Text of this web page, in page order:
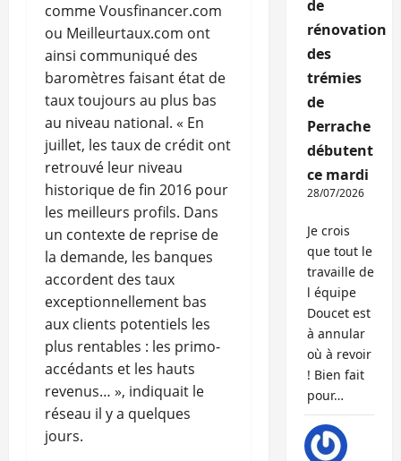
comme Vousfinancer.com
ou Meilleurtaux.com ont
ainsi communiqué des
baromètres faisant état de
taux toujours au plus bas
au niveau national. « En
juillet, les taux de crédit ont
retrouvé leur niveau
historique de fin 2016 pour
les meilleurs profils. Dans
un contexte de reprise de
la demande, les banques
accordent des taux
exceptionnellement bas
aux clients potentiels les
plus rentables : les primo-
accédants et les hauts
revenus… », indiquait le
réseau il y a quelques
jours.
de
rénovation
des
trémies
de
Perrache
débutent
ce mardi
28/07/2026
Je crois
que tout le
travaille de
l équipe
Doucet est
à annular
où à revoir
! Bien fait
pour…